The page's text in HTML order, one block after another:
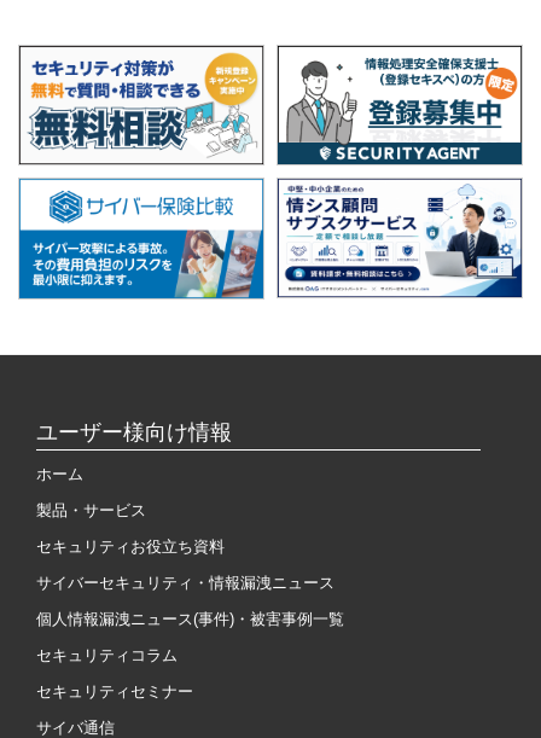
ユーザー様向け情報
ホーム
製品・サービス
セキュリティお役立ち資料
サイバーセキュリティ・情報漏洩ニュース
個人情報漏洩ニュース(事件)・被害事例一覧
セキュリティコラム
セキュリティセミナー
サイバ通信